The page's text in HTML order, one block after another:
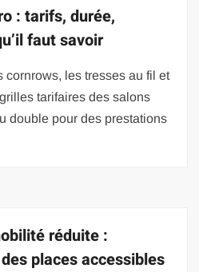
: tarifs, durée,
faut savoir
cornrows, les tresses au fil et
tarifaires des salons
double pour des prestations
réduite :
places accessibles